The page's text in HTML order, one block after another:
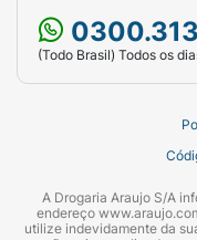
(Todo Brasil) Todos os
A Drogaria Araujo S/A
endereço
utilize indevidamente da